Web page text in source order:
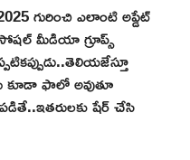
గురించి ఎలాంటి అప్డేట్
మీడియా గ్రూప్స్
కూడా ఫాలో అవుతూ
షేర్ చేసి